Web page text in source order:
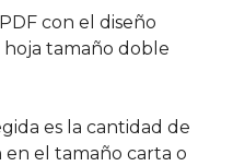
con el diseño
tamaño doble
es la cantidad de
el tamaño carta o